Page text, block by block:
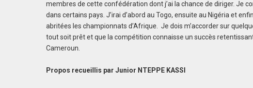
membres de cette confédération dont j’ai la chance de diriger. Je
dans certains pays. J’irai d’abord au Togo, ensuite au Nigéria et
abritées les championnats d’Afrique. Je dois m’accorder sur
tout soit prêt et que la compétition connaisse un succès
Cameroun.
Propos recueillis par Junior NTEPPE KASSI